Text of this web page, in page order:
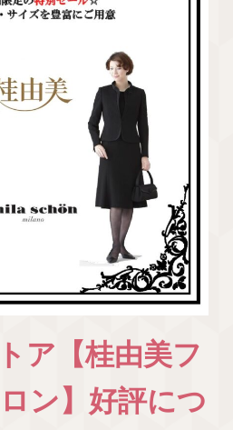
ア【桂由美フ
ン】好評につ